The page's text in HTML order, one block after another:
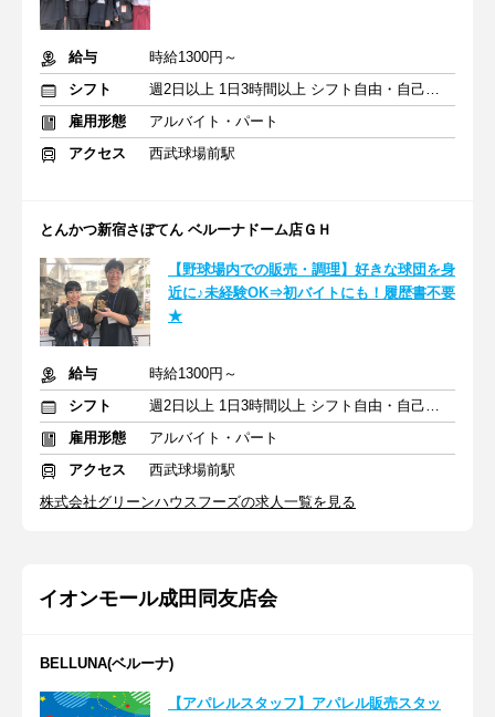
給与
時給1300円～
シフト
週2日以上 1日3時間以上 シフト自由・自己申告
雇用形態
アルバイト・パート
アクセス
西武球場前駅
とんかつ新宿さぼてん ベルーナドーム店ＧＨ
【野球場内での販売・調理】好きな球団を身
近に♪未経験OK⇒初バイトにも！履歴書不要
★
給与
時給1300円～
シフト
週2日以上 1日3時間以上 シフト自由・自己申告
雇用形態
アルバイト・パート
アクセス
西武球場前駅
株式会社グリーンハウスフーズの求人一覧を見る
イオンモール成田同友店会
BELLUNA(ベルーナ)
【アパレルスタッフ】アパレル販売スタッ